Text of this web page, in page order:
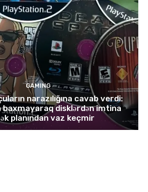
GAMING
narazılığına cavab verdi:
baxmayaraq disklərdən imtina
planından vaz keçmir